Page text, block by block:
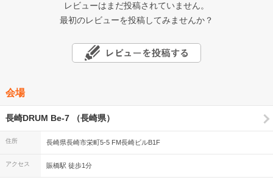
レビューはまだ投稿されていません。
最初のレビューを投稿してみませんか？
会場
長崎DRUM Be-7 （長崎県）
住所 長崎県長崎市栄町5-5 FM長崎ビルB1F
アクセス 賑橋駅 徒歩1分